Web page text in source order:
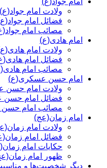
ولادت امام جواد(ع)
فضائل امام
مصائب امام
امام هادی(ع)
ولادت امام
فضائل امام
مصائب امام
امام حسن عسکری(ع)
ولادت امام
فضائل امام
مصائب امام
امام زمان(عج)
ولادت امام
فضائل امام
حکایات امام
ظهور امام
دیگر شخصیت‌ها و